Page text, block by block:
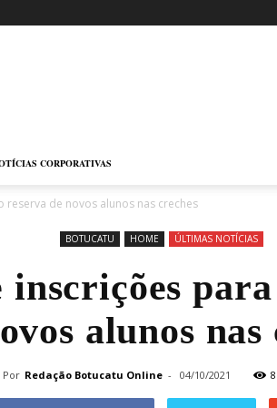
CORPORATIVAS
de novos alunos nas creches
BOTUCATU HOME ÚLTIMAS NOTÍCIAS
alunos nas
Por Redação Botucatu Online - 04/10/2021